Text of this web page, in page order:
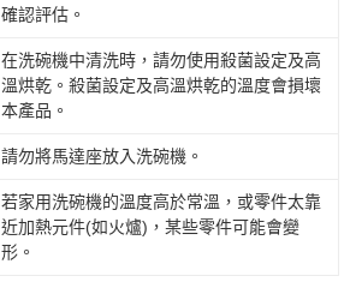
確認評估。
在洗碗機中清洗時，請勿使用殺菌設定及高
溫烘乾。殺菌設定及高溫烘乾的溫度會損壞
本產品。
請勿將馬達座放入洗碗機。
若家用洗碗機的溫度高於常溫，或零件太靠
近加熱元件(如火爐)，某些零件可能會變
形。